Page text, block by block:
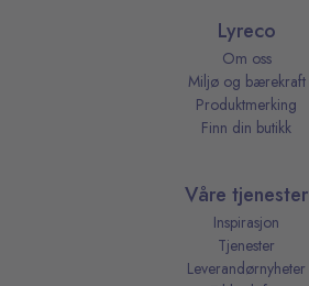
Lyreco
Om oss
Miljø og bærekraft
Produktmerking
Finn din butikk
Våre tjenester
Inspirasjon
Tjenester
Leverandørnyheter